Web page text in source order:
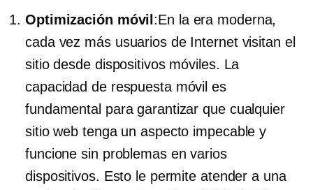
Optimización móvil :En la era moderna,
cada vez más usuarios de Internet visitan el
sitio desde dispositivos móviles. La
capacidad de respuesta móvil es
fundamental para garantizar que cualquier
sitio web tenga un aspecto impecable y
funcione sin problemas en varios
dispositivos. Esto le permite atender a una